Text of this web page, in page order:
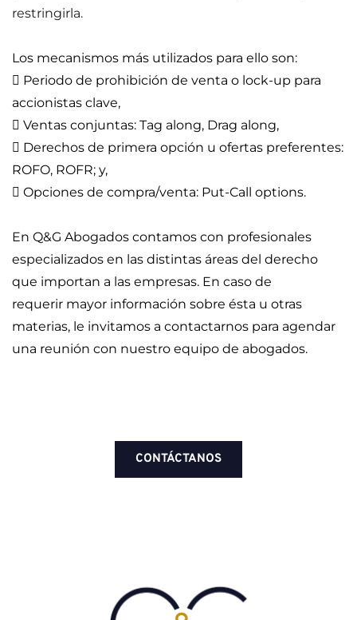
restringirla.
Los mecanismos más utilizados para ello son:
 Periodo de prohibición de venta o lock-up para
accionistas clave,
 Ventas conjuntas: Tag along, Drag along,
 Derechos de primera opción u ofertas preferentes:
ROFO, ROFR; y,
 Opciones de compra/venta: Put-Call options.
En Q&G Abogados contamos con profesionales
especializados en las distintas áreas del derecho
que importan a las empresas. En caso de
requerir mayor información sobre ésta u otras
materias, le invitamos a contactarnos para agendar
una reunión con nuestro equipo de abogados.
CONTÁCTANOS